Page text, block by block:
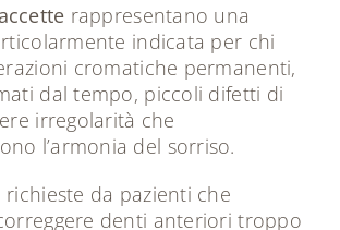
rappresentano una
indicata per chi
cromatiche permanenti,
dal tempo, piccoli difetti di
irregolarità che
l’armonia del sorriso.
richieste da pazienti che
denti anteriori troppo